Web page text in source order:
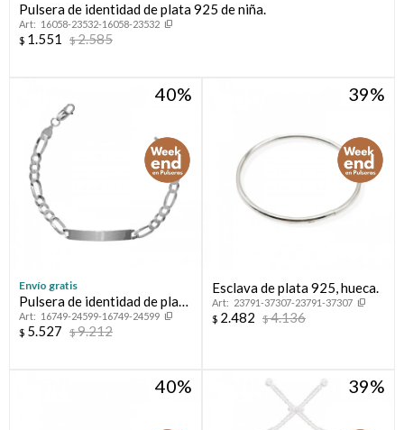
Pulsera de identidad de plata 925 de niña.
16058-23532-16058-23532
$ 1.551 $2.585
40
Envío gratis
Pulsera de identidad de plata
925.16749-24599-16749-24599
$ 5.527 $9.212
39
Esclava de plata 925, hueca.
23791-37307-23791-37307
$ 2.482 $4.136
40 39